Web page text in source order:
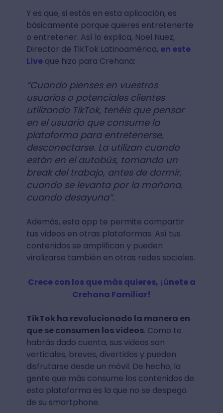
Y es que, si estás en esta aplicación, es
básicamente porque quieres entretenerte
o entretener. Así lo explica, Noel Nuez,
Director de TikTok Latinoamérica, en este
Liveque hizo para Crehana:
“Cuando pienses en vuestros
usuarios o potenciales clientes
utilizando TikTok, tenéis que pensar
en el usuario que consume la
plataforma para entretenerse,
desconectarse. La utilizan cuando
están en el autobús, tomando un
break del trabajo, antes de dormir,
cuando se levanta por la mañana,
cuando desayuna”.
Además, esta app te permite compartir
tus videos en otras plataformas. Así tus
contenidos se amplifican y pueden
viralizarse también en otras redes sociales.
Crece con los que más quieres, ¡únete a
Crehana Familiar!
TikTok ha revolucionado la manera en
que se consumen los videos. Como te
habrás dado cuenta, sus videos son
verticales, breves, divertidos y pueden
disfrutarse desde un móvil. De hecho, la
gente que más consume los contenidos de
esta plataforma es la que no se despega
de su smartphone.